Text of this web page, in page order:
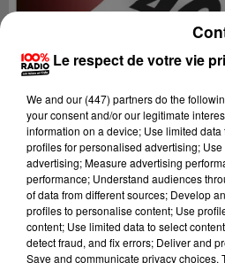
Lecture (1 min 14 sec)
Le respect de votre vie
We and our (447) partnersdo the
your consent and/or our legitimate
information on a device; Use limited
profiles for personalised advertising;
advertising; Measure advertising
performance; Understand audiences
of data from different sources; Develop
profiles to personalise content; Use
content; Use limited data to select
detect fraud, and fix errors; Deliver and
Save and communicate privacy choices.